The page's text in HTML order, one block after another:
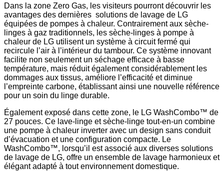
Dans la zone Zero Gas, les visiteurs pourront découvrir les
avantages des dernières solutions de lavage de LG
équipées de pompes à chaleur. Contrairement aux sèche-
linges à gaz traditionnels, les sèche-linges à pompe à
chaleur de LG utilisent un système à circuit fermé qui
recircule l’air à l’intérieur du tambour. Ce système innovant
facilite non seulement un séchage efficace à basse
température, mais réduit également considérablement les
dommages aux tissus, améliore l’efficacité et diminue
l’empreinte carbone, établissant ainsi une nouvelle référence
pour un soin du linge durable.
Également exposé dans cette zone, le LG WashCombo™ de
27 pouces. Ce lave-linge et sèche-linge tout-en-un combine
une pompe à chaleur inverter avec un design sans conduit
d’évacuation et une configuration compacte. Le
WashCombo™, lorsqu’il est associé aux diverses solutions
de lavage de LG, offre un ensemble de lavage harmonieux et
élégant adapté à tout environnement domestique.